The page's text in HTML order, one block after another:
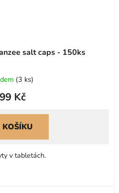
salt caps - 150ks
(3 ks)
Kč
v tabletách.